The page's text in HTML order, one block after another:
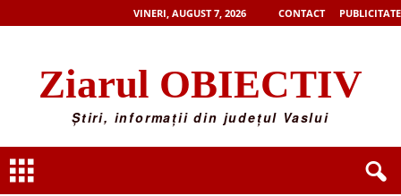
VINERI, AUGUST 7, 2026 CONTACT PUBLICITATE
Ziarul OBIECTIV
Știri, informații din județul Vaslui